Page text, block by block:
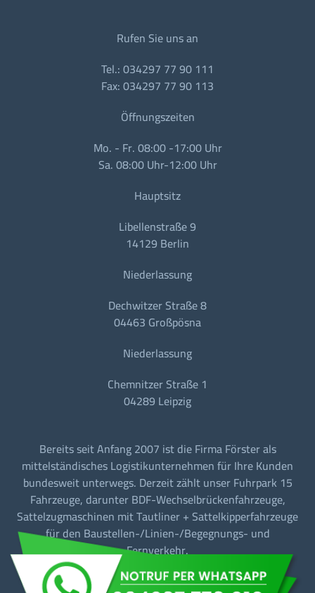
Rufen Sie uns an
Tel.: 034297 77 90 111
Fax: 034297 77 90 113
Öffnungszeiten
Mo. - Fr. 08:00 -17:00 Uhr
Sa. 08:00 Uhr-12:00 Uhr
Hauptsitz
Libellenstraße 9
14129 Berlin
Niederlassung
Dechwitzer Straße 8
04463 Großpösna
Niederlassung
Chemnitzer Straße 1
04289 Leipzig
Bereits seit Anfang 2007 ist die Firma Förster als
mittelständisches Logistikunternehmen für Ihre Kunden
bundesweit unterwegs. Derzeit zählt unser Fuhrpark 15
Fahrzeuge, darunter BDF-Wechselbrückenfahrzeuge,
Sattelzugmaschinen mit Tautliner + Sattelkipperfahrzeuge
für den Baustellen-/Linien-/Begegnungs- und
Fernverkehr.